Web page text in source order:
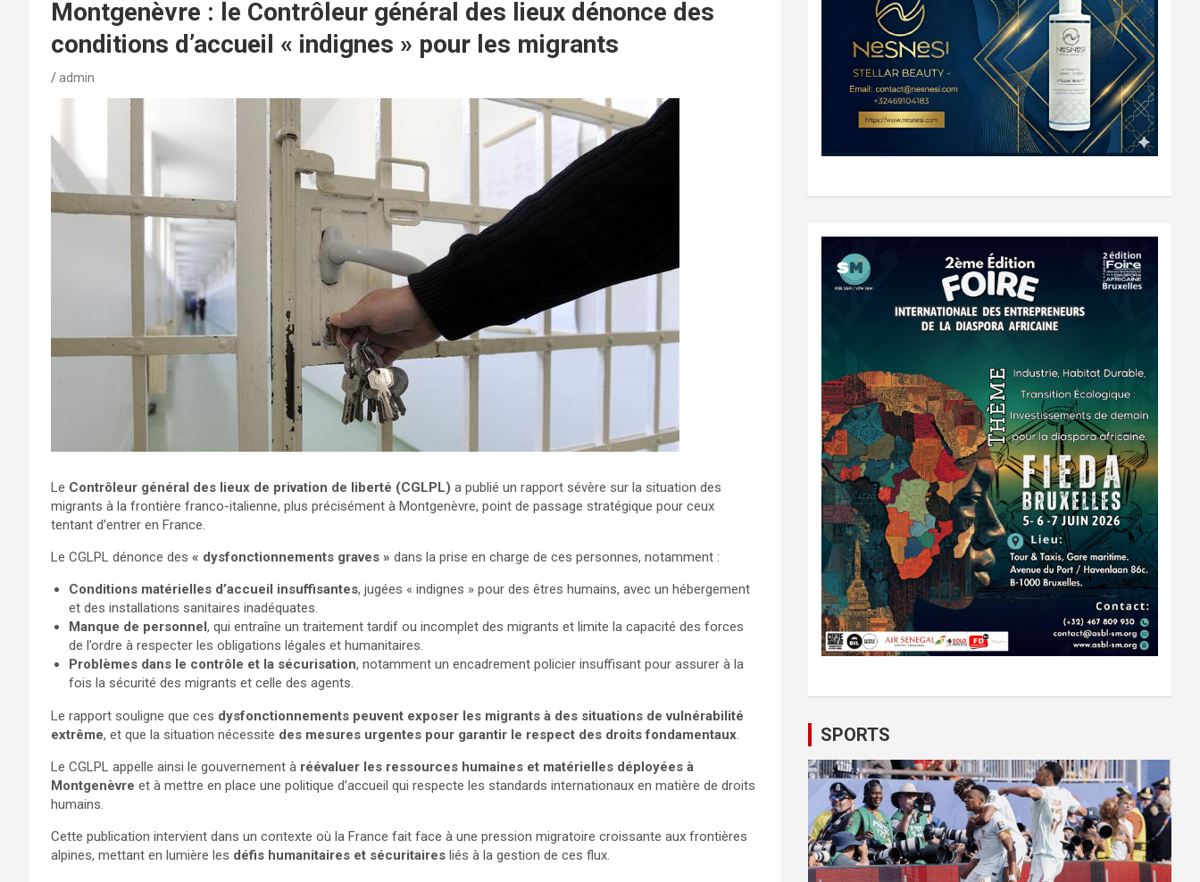
Montgenèvre : le Contrôleur général des lieux dénonce des
conditions d’accueil « indignes » pour les migrants
admin
Le Contrôleur général des lieux de privation de liberté (CGLPL) a publié un rapport sévère sur la situation des
migrants à la frontière franco-italienne, plus précisément à Montgenèvre, point de passage stratégique pour ceux
tentant d’entrer en France.
Le CGLPL dénonce des « dysfonctionnements graves » dans la prise en charge de ces personnes, notamment :
Conditions matérielles d’accueil insuffisantes, jugées « indignes » pour des êtres humains, avec un hébergement
et des installations sanitaires inadéquates.
Manque de personnel , qui entraîne un traitement tardif ou incomplet des migrants et limite la capacité des forces
de l’ordre à respecter les obligations légales et humanitaires.
Problèmes dans le contrôle et la sécurisation, notamment un encadrement policier insuffisant pour assurer à la
fois la sécurité des migrants et celle des agents.
Le rapport souligne que ces dysfonctionnements peuvent exposer les migrants à des situations de vulnérabilité
extrême, et que la situation nécessite des mesures urgentes pour garantir le respect des droits fondamentaux.
Le CGLPL appelle ainsi le gouvernement à réévaluer les ressources humaines et matérielles déployées à
Montgenèvre et à mettre en place une politique d’accueil qui respecte les standards internationaux en matière de droits
humains.
Cette publication intervient dans un contexte où la France fait face à une pression migratoire croissante aux frontières
alpines, mettant en lumière les défis humanitaires et sécuritaires liés à la gestion de ces flux.
SPORTS